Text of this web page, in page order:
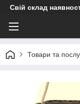
Свій склад
Товари та